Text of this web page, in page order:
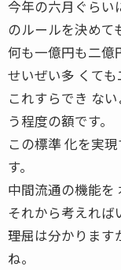
今年の六月ぐらい
のルールを決めて
何も一億円も二億
せいぜい多 くても
これすらでき な
う程度の額です。
この標準 化を実
す。
中間流通の機能を
それから考えれば
――理屈は分かりま
ね。